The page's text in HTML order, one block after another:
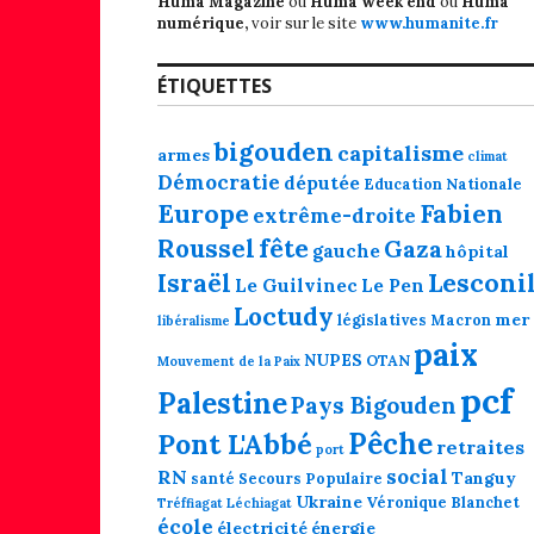
numérique,voir sur le site www.humanite.fr
ÉTIQUETTES
armesbigouden capitalisme climat
Démocratie députée Education Nationale
Europe extrême-droite Fabien
Rousselfête gauche Gazahôpital
Israël Le Guilvinec Le Pen
libéralisme Loctudy législatives Macron mer
Mouvement de la Paix NUPES OTAN paix
PalestinePays Bigouden pcf
Pont L'Abbé port Pêche retraites
RN santé Secours Populaire social Tanguy
Tréffiagat Léchiagat Ukraine Véronique Blanchet
école électricité énergie